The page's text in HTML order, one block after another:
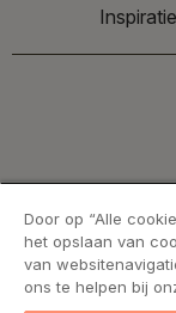
Inspiratie
Door op “Alle
het opslaan van
van
ons te helpen bij